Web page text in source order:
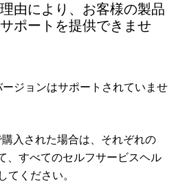
由により、お客様の製品
ポートを提供できませ
ジョンはサポートされていませ
入された場合は、それぞれの
、すべてのセルフサービスヘル
てください。